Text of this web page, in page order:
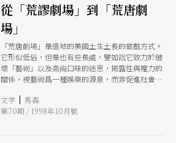
從「荒謬劇場」到「荒唐劇
場」
「荒唐劇場」是道地的美國土生土長的做戲方式。
它形似低俗，但是也有些長處，譬如說它致力於破
壞「藝術」以及高尙口味的迷思，揭露性與權力的
關係，視藝術爲一種娛樂的源泉，而非促進社會進
文字 | 馬森
第70期 / 1998年10月號